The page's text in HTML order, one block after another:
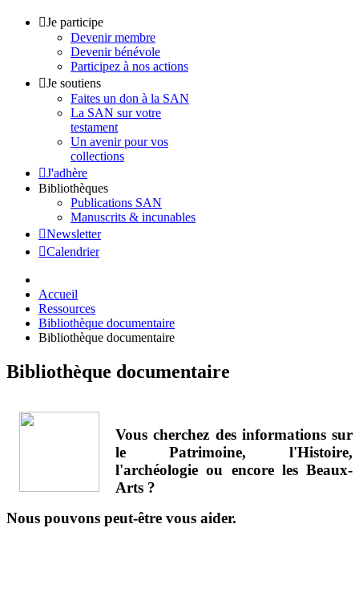
Je participe
Devenir membre
Devenir bénévole
Participez à nos actions
Je soutiens
Faites un don à la SAN
La SAN sur votre
testament
Un avenir pour vos
collections
J'adhère
Bibliothèques
Publications SAN
Manuscrits & incunables
Newsletter
Calendrier
Accueil
Ressources
Bibliothèque documentaire
Bibliothèque documentaire
Bibliothèque documentaire
Vous cherchez des informations sur
le Patrimoine, l'Histoire,
l'archéologie ou encore les Beaux-
Arts ?
Nous pouvons peut-être vous aider.